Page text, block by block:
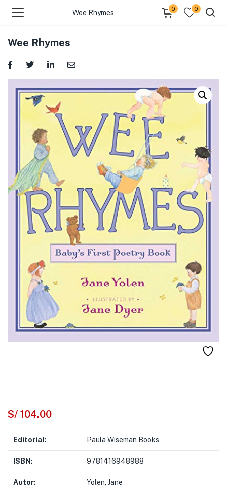
Wee Rhymes
0 0
Wee Rhymes
S/ 104.00
Editorial: Paula Wiseman Books
ISBN: 9781416948988
Autor: Yolen, Jane